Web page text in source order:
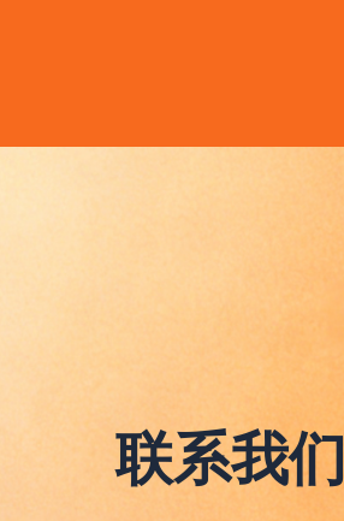
联系我们